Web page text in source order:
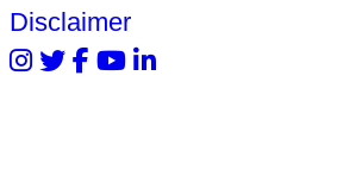
Disclaimer